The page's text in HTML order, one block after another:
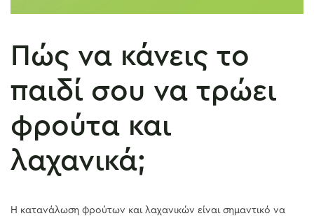
Πώς να κάνεις το
παιδί σου να τρώει
φρούτα και
λαχανικά;
Η κατανάλωση φρούτων και λαχανικών είναι σημαντικό να